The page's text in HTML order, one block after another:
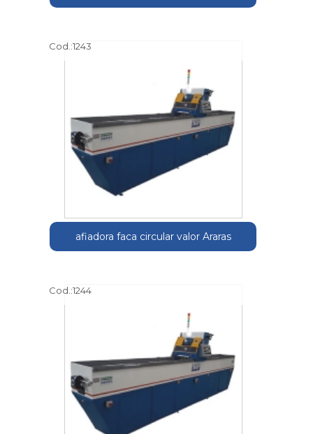
Cod.:1243
afiadora faca circular valor Araras
Cod.:1244